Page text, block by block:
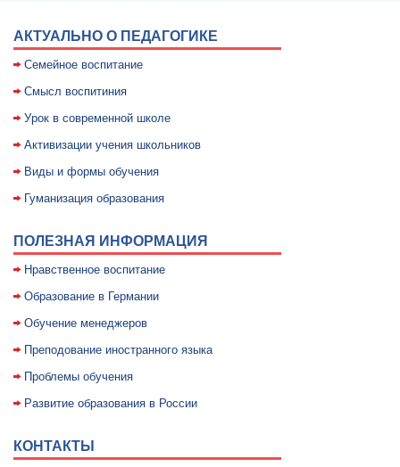
АКТУАЛЬНО О ПЕДАГОГИКЕ
Семейное воспитание
Смысл воспитиния
Уpок в совpеменной школе
Активизации учения школьников
Виды и формы обучения
Гуманизация образования
ПОЛЕЗНАЯ ИНФОРМАЦИЯ
Нравственное воспитание
Образование в Германии
Обучение менеджеров
Преподование иностранного языка
Проблемы обучения
Развитие образования в России
КОНТАКТЫ